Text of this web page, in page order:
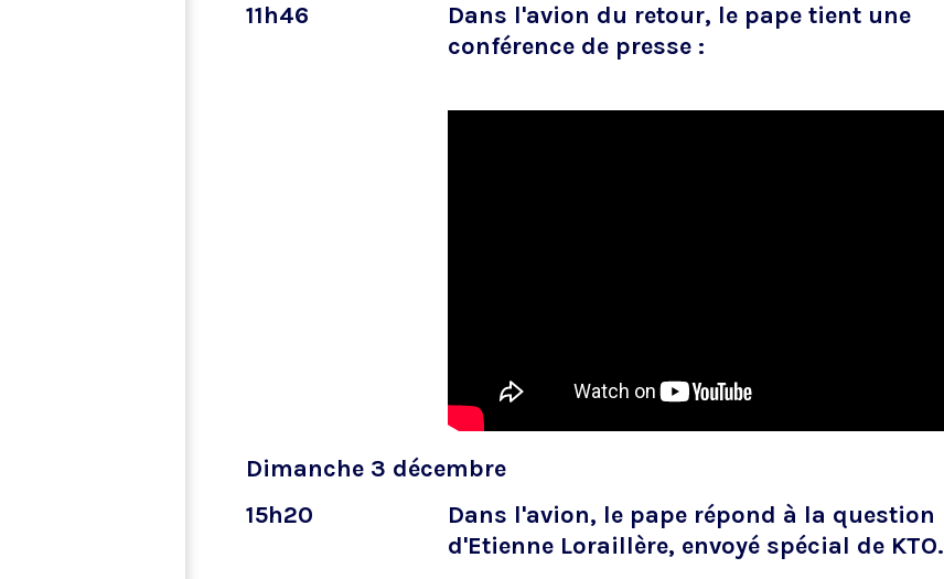
11h46
Dans l'avion du retour, le pape tient une
conférence de presse :
Dimanche 3 décembre
15h20
Dans l'avion, le pape répond à la question
d'Etienne Loraillère, envoyé spécial de KTO.